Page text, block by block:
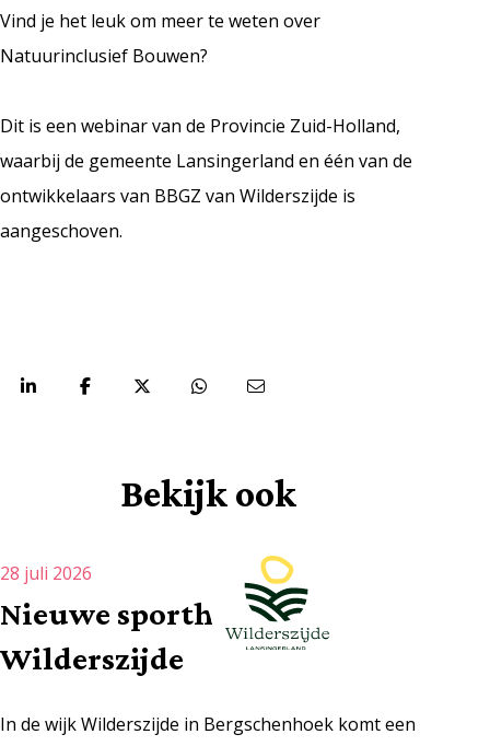
Vind je het leuk om meer te weten over
Natuurinclusief Bouwen?
Dit is een webinar van de Provincie Zuid-Holland,
waarbij de gemeente Lansingerland en één van de
ontwikkelaars van BBGZ van Wilderszijde is
aangeschoven.
Bekijk ook
Nieuwe sporthal
Wilderszijde
28 juli 2026
In de wijk Wilderszijde in Bergschenhoek komt een